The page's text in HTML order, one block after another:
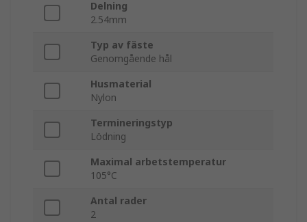
Delning
2.54mm
Typ av fäste
Genomgående hål
Husmaterial
Nylon
Termineringstyp
Lödning
Maximal arbetstemperatur
105°C
Antal rader
2